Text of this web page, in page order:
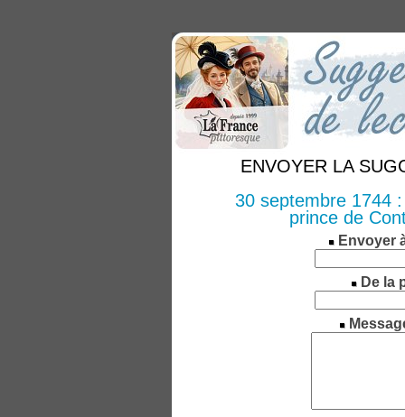
ENVOYER LA
30 septembre 1744
prince de
Envoyer
De la